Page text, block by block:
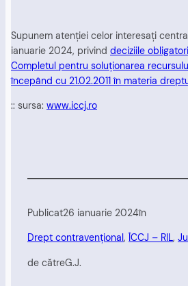
Supunem atenției celor interesați
ianuarie 2024, privind deciziile
Completul pentru soluționarea
începând cu 21.02.2011 în materia
:: sursa: www.iccj.ro
Publicat26 ianuarie 2024în
Drept contravențional, ÎCCJ – RIL,
de cătreG.J.